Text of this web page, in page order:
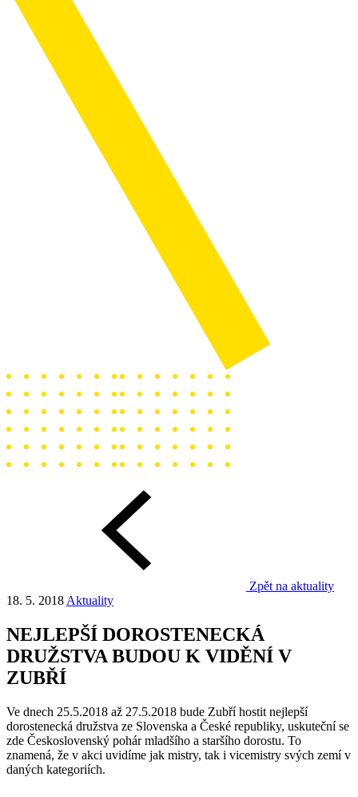
Zpět na aktuality
18. 5. 2018 Aktuality
NEJLEPŠÍ DOROSTENECKÁ
DRUŽSTVA BUDOU K VIDĚNÍ V
ZUBŘÍ
Ve dnech 25.5.2018 až 27.5.2018 bude Zubří hostit nejlepší
dorostenecká družstva ze Slovenska a České republiky, uskuteční se
zde Československý pohár mladšího a staršího dorostu. To
znamená, že v akci uvidíme jak mistry, tak i vicemistry svých zemí v
daných kategoriích.